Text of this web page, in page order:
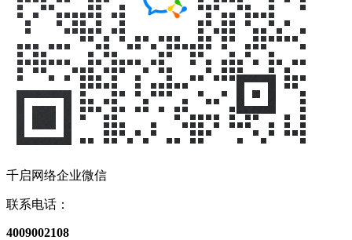
千启网络企业微信
联系电话：
4009002108